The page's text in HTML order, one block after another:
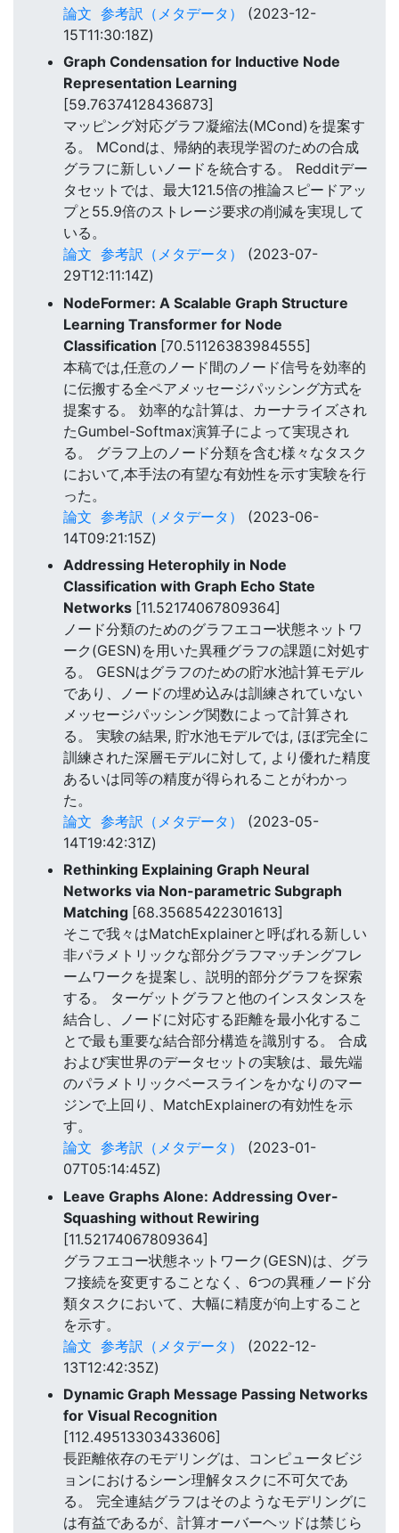
論文 参考訳（メタデータ）
(2023-12-
15T11:30:18Z)
Graph Condensation for Inductive Node
Representation Learning
[59.76374128436873]
マッピング対応グラフ凝縮法(MCond)を提案す
る。 MCondは、帰納的表現学習のための合成
グラフに新しいノードを統合する。 Redditデー
タセットでは、最大121.5倍の推論スピードアッ
プと55.9倍のストレージ要求の削減を実現して
いる。
論文 参考訳（メタデータ）
(2023-07-
29T12:11:14Z)
NodeFormer: A Scalable Graph Structure
Learning Transformer for Node
Classification [70.51126383984555]
本稿では,任意のノード間のノード信号を効率的
に伝搬する全ペアメッセージパッシング方式を
提案する。 効率的な計算は、カーナライズされ
たGumbel-Softmax演算子によって実現され
る。 グラフ上のノード分類を含む様々なタスク
において,本手法の有望な有効性を示す実験を行
った。
論文 参考訳（メタデータ）
(2023-06-
14T09:21:15Z)
Addressing Heterophily in Node
Classification with Graph Echo State
Networks [11.52174067809364]
ノード分類のためのグラフエコー状態ネットワ
ーク(GESN)を用いた異種グラフの課題に対処す
る。 GESNはグラフのための貯水池計算モデル
であり、ノードの埋め込みは訓練されていない
メッセージパッシング関数によって計算され
る。 実験の結果, 貯水池モデルでは, ほぼ完全に
訓練された深層モデルに対して, より優れた精度
あるいは同等の精度が得られることがわかっ
た。
論文 参考訳（メタデータ）
(2023-05-
14T19:42:31Z)
Rethinking Explaining Graph Neural
Networks via Non-parametric Subgraph
Matching [68.35685422301613]
そこで我々はMatchExplainerと呼ばれる新しい
非パラメトリックな部分グラフマッチングフレ
ームワークを提案し、説明的部分グラフを探索
する。 ターゲットグラフと他のインスタンスを
結合し、ノードに対応する距離を最小化するこ
とで最も重要な結合部分構造を識別する。 合成
および実世界のデータセットの実験は、最先端
のパラメトリックベースラインをかなりのマー
ジンで上回り、MatchExplainerの有効性を示
す。
論文 参考訳（メタデータ）
(2023-01-
07T05:14:45Z)
Leave Graphs Alone: Addressing Over-
Squashing without Rewiring
[11.52174067809364]
グラフエコー状態ネットワーク(GESN)は、グラ
フ接続を変更することなく、6つの異種ノード分
類タスクにおいて、大幅に精度が向上すること
を示す。
論文 参考訳（メタデータ）
(2022-12-
13T12:42:35Z)
Dynamic Graph Message Passing Networks
for Visual Recognition
[112.49513303433606]
長距離依存のモデリングは、コンピュータビジ
ョンにおけるシーン理解タスクに不可欠であ
る。 完全連結グラフはそのようなモデリングに
は有益であるが、計算オーバーヘッドは禁じら